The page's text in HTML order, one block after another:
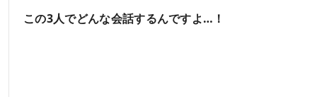
この3人でどんな会話するんですよ…！